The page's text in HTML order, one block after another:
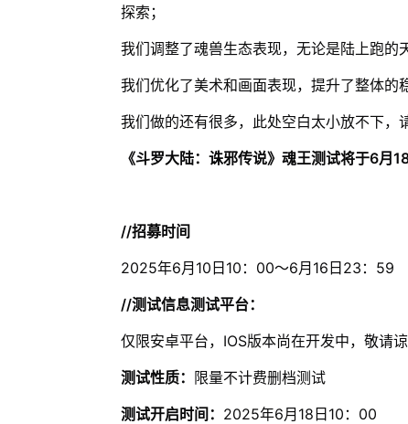
探索；
我们调整了魂兽生态表现，无论是陆上跑的
我们优化了美术和画面表现，提升了整体的
我们做的还有很多，此处空白太小放不下，
《斗罗大陆：诛邪传说》魂王测试将于6月
//招募时间
2025年6月10日10：00～6月16日23：59
//测试信息测试平台：
仅限安卓平台，IOS版本尚在开发中，敬请
测试性质： 限量不计费删档测试
测试开启时间： 2025年6月18日10：00